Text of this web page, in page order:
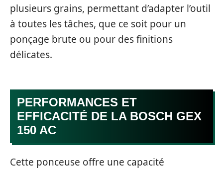
plusieurs grains, permettant d’adapter l’outil
à toutes les tâches, que ce soit pour un
ponçage brute ou pour des finitions
délicates.
PERFORMANCES ET
EFFICACITÉ DE LA BOSCH GEX
150 AC
Cette ponceuse offre une capacité